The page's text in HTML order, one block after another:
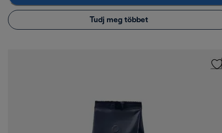
Tudj meg többet